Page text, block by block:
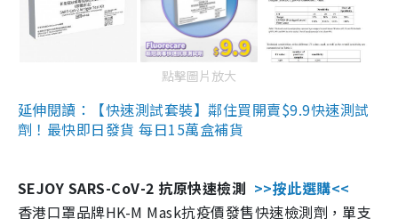
點擊圖片放大
延伸閱讀：【快速測試套裝】鄰住買開賣$9.9快速測試
劑！最快即日發貨 每日15萬盒補貨
SEJOY SARS-CoV-2 抗原快速檢測 >>按此選購<<
香港口罩品牌HK-M Mask抗疫價發售快速檢測劑，單支